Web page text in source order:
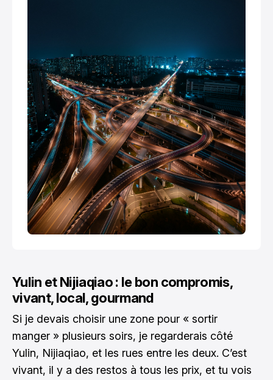
Yulin et Nijiaqiao : le bon compromis,
vivant, local, gourmand
Si je devais choisir une zone pour « sortir
manger » plusieurs soirs, je regarderais côté
Yulin, Nijiaqiao, et les rues entre les deux. C’est
vivant, il y a des restos à tous les prix, et tu vois